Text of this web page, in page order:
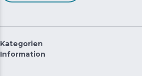
Kategorien
Information